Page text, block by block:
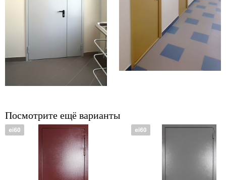
Посмотрите ещё варианты